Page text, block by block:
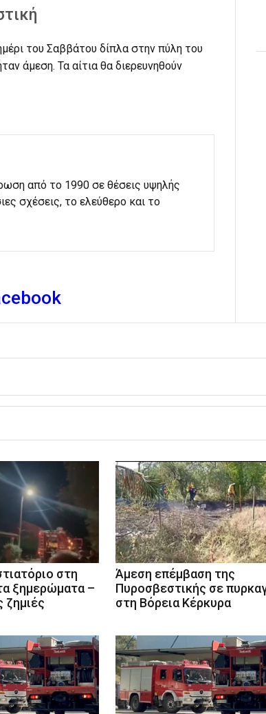
του Σαββάτου δίπλα στην πύλη του
άμεση. Τα αίτια θα διερευνηθούν
από το 1990 σε θέσεις υψηλής
σχέσεις, το ελεύθερο και το
στη
ξημερώματα –
ζημιές
Άμεση επέμβαση της
Πυροσβεστικής σε
στη Βόρεια Κέρκυρα